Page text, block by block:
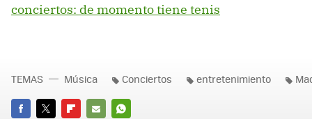
conciertos: de momento tiene tenis
TEMAS Música Conciertos entretenimiento